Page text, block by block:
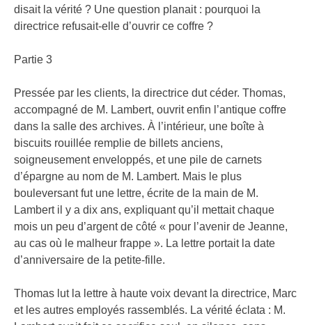
disait la vérité ? Une question planait : pourquoi la
directrice refusait-elle d’ouvrir ce coffre ?
Partie 3
Pressée par les clients, la directrice dut céder. Thomas,
accompagné de M. Lambert, ouvrit enfin l’antique coffre
dans la salle des archives. À l’intérieur, une boîte à
biscuits rouillée remplie de billets anciens,
soigneusement enveloppés, et une pile de carnets
d’épargne au nom de M. Lambert. Mais le plus
bouleversant fut une lettre, écrite de la main de M.
Lambert il y a dix ans, expliquant qu’il mettait chaque
mois un peu d’argent de côté « pour l’avenir de Jeanne,
au cas où le malheur frappe ». La lettre portait la date
d’anniversaire de la petite-fille.
Thomas lut la lettre à haute voix devant la directrice, Marc
et les autres employés rassemblés. La vérité éclata : M.